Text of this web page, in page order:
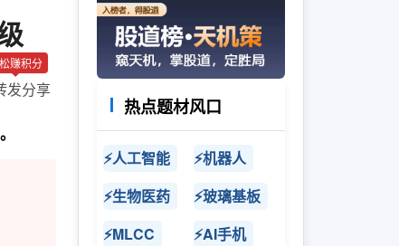
赚积分
发分享
热点题材风口
⚡人工智能
⚡机器人
⚡生物医药
⚡玻璃基板
⚡MLCC
⚡AI手机